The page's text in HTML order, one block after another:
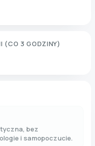
(CO 3 GODZINY)
bez
i samopoczucie.